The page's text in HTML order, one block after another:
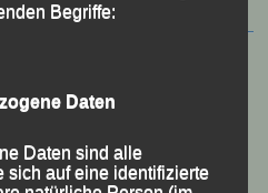
Begriffe:
Daten
Daten sind alle
sich auf eine identifizierte